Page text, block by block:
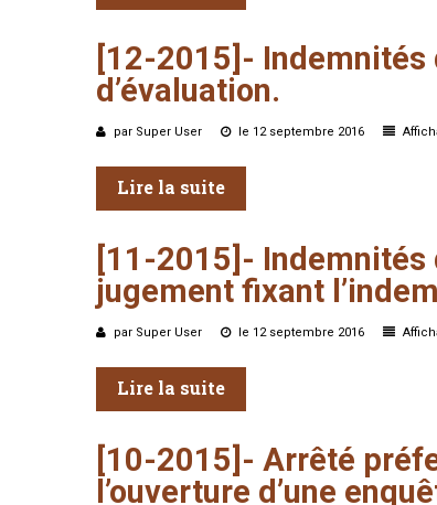
[12-2015]- Indemnités
d’évaluation.
par Super User le 12 septembre 2016
Lire la suite
[11-2015]- Indemnités
jugement fixant
par Super User le 12 septembre 2016
Lire la suite
[10-2015]- Arrêté
l’ouverture d’une